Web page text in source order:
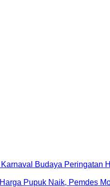
Peringatan
Harga Pupuk Naik, Pemdes